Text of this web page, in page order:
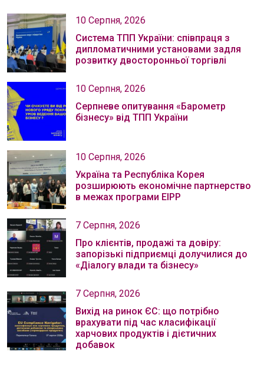
10 Серпня, 2026
Система ТПП України: співпраця з
дипломатичними установами задля
розвитку двосторонньої торгівлі
10 Серпня, 2026
Серпневе опитування «Барометр
бізнесу» від ТПП України
10 Серпня, 2026
Україна та Республіка Корея
розширюють економічне партнерство
в межах програми EIPP
7 Серпня, 2026
Про клієнтів, продажі та довіру:
запорізькі підприємці долучилися до
«Діалогу влади та бізнесу»
7 Серпня, 2026
Вихід на ринок ЄС: що потрібно
врахувати під час класифікації
харчових продуктів і дієтичних
добавок